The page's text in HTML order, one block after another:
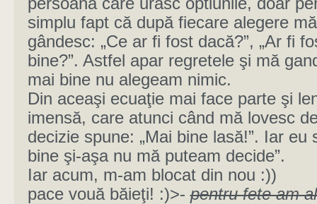
simplu fapt că după fiecare alegere mă
gândesc: „Ce ar fi fost dacă?”, „Ar fi
bine?”. Astfel apar regretele şi mă
mai bine nu alegeam nimic.
Din aceaşi ecuaţie mai face parte şi
imensă, care atunci când mă lovesc
decizie spune: „Mai bine lasă!”. Iar eu
bine şi-aşa nu mă puteam decide”.
Iar acum, m-am blocat din nou :))
pace vouă băieţi! :)>-pentru fete am